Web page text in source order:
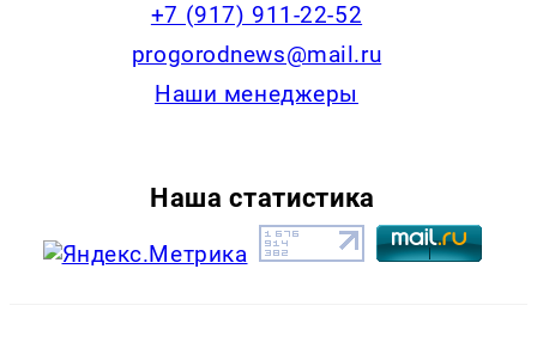
+7 (917) 911-22-52
progorodnews@mail.ru
Наши менеджеры
Наша статистика